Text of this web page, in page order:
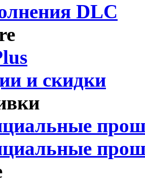
DLC
и скидки